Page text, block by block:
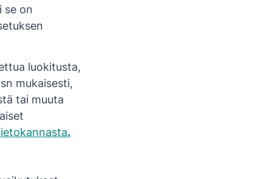
se on
luokitusta,
mukaisesti,
tai muuta
.